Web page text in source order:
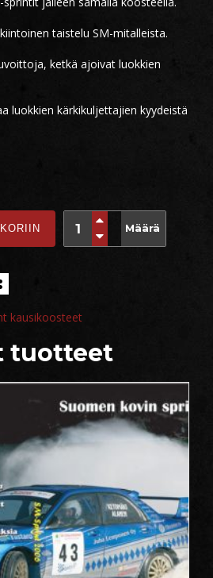
taistelu SM-mitalleista.
ketkä ajoivat luokkien
luokkien kärkikuljettajien kyydeistä
Määrä
kausikoosteet
tuotteet